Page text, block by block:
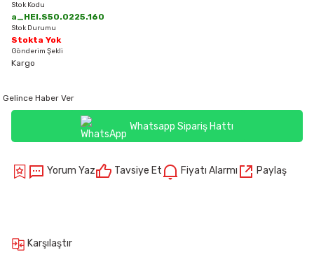
Stok Kodu
a_HEI.S50.0225.160
Stok Durumu
Stokta Yok
Gönderim Şekli
Kargo
Gelince Haber Ver
Whatsapp Sipariş Hattı
Yorum Yaz Tavsiye Et Fiyatı Alarmı Paylaş
Karşılaştır